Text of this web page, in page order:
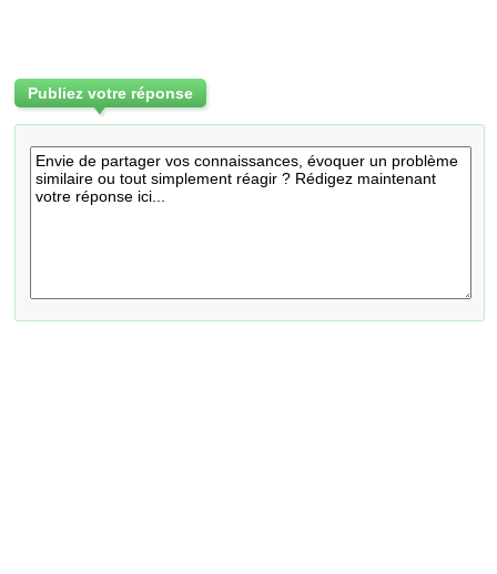
Publiez votre réponse